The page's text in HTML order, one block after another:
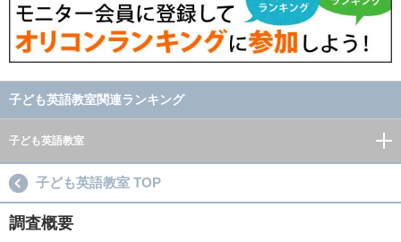
子ども英語教室関連ランキング
子ども英語教室
子ども英語教室 TOP
調査概要